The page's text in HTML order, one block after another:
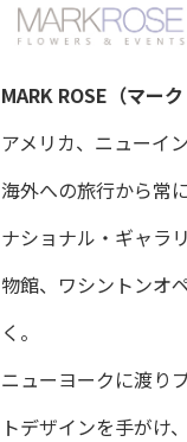
MARK ROSE（マーク
アメリカ、ニューイ
海外への旅行から常
ナショナル・ギャラ
物館、ワシントンオ
く。
ニューヨークに渡り
トデザインを手がけ